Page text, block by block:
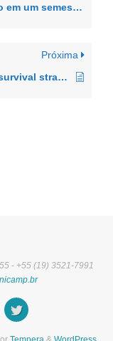
para lá de especial
Próxima
Woman and Academia – Issues and survival strategies in different cultures
- +55 (19) 3521-7991